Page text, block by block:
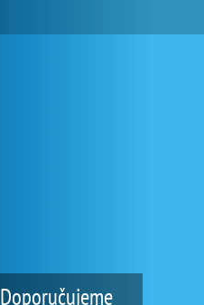
Doporučujeme